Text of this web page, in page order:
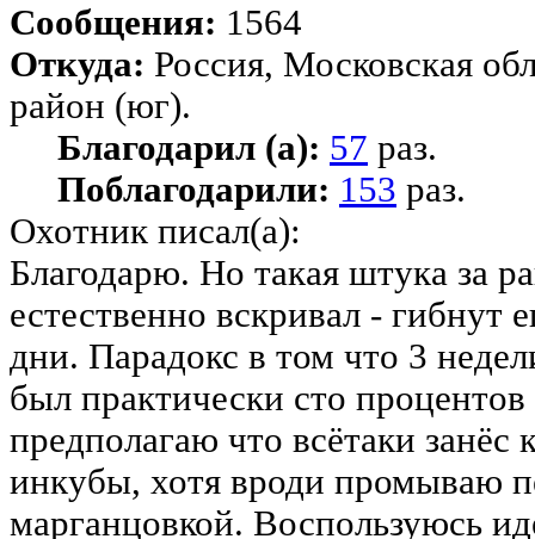
Сообщения: 1564
Откуда: Россия, Московская
район (юг).
Благодарил (а): 57 раз.
Поблагодарили: 153 раз.
Охотник писал(а):
Благодарю. Но такая штука за
естественно вскривал - гибнут
дни. Парадокс в том что 3
был практически сто
предполагаю что всётаки занёс
инкубы, хотя вроди промываю
марганцовкой. Воспользуюсь